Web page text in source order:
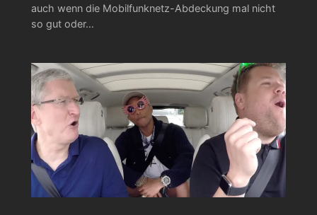
auch wenn die Mobilfunknetz-Abdeckung mal nicht
so gut oder…